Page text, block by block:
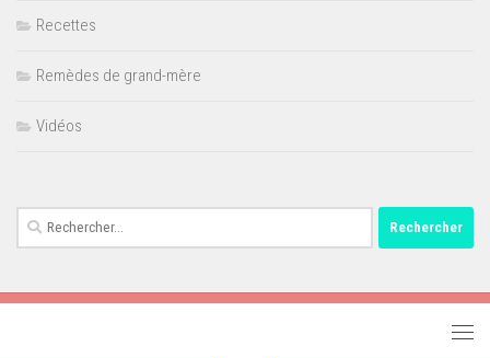
Recettes
Remèdes de grand-mère
Vidéos
Rechercher :